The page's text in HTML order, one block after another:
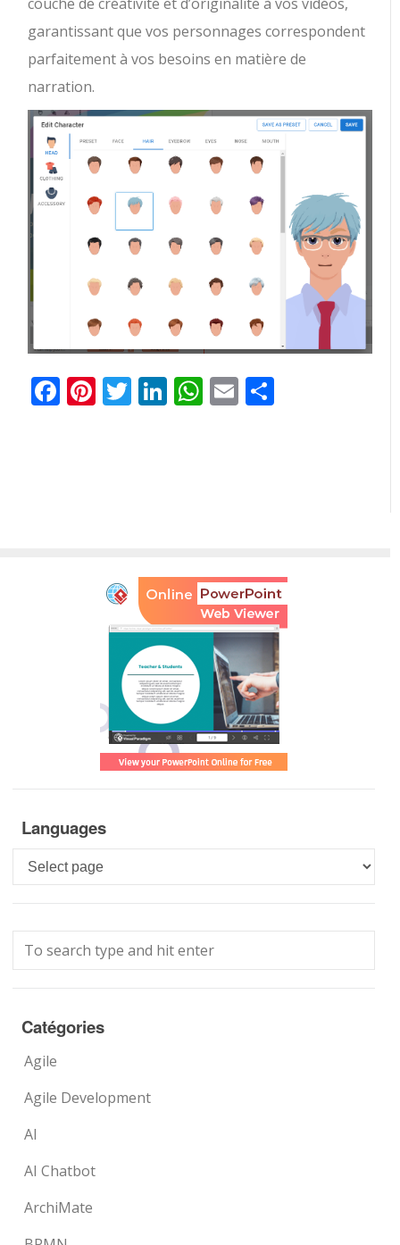
garantissant que vos personnages correspondent
parfaitement à vos besoins en matière de
narration.
Facebook
Pinterest
Twitter
LinkedIn
WhatsApp
Email
Languages
Languages
Catégories
Agile
Agile Development
AI
AI Chatbot
ArchiMate